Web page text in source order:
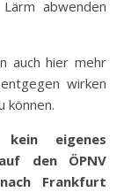
abwenden
auch hier mehr
wirken
können.
eigenes
den ÖPNV
Frankfurt